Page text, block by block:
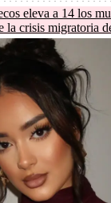
eleva a 14 los
la crisis migratoria